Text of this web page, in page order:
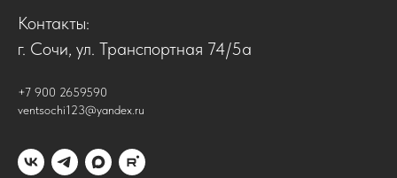
Контакты:
г. Сочи, ул. Транспортная 74/5а
+7 900 2659590
ventsochi123@yandex.ru